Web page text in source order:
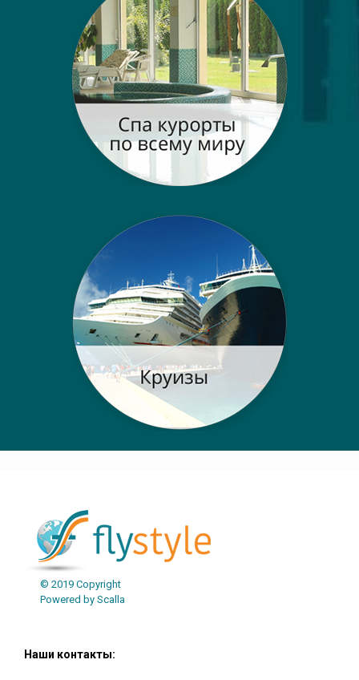
© 2019 Copyright
Powered by Scalla
Наши контакты: